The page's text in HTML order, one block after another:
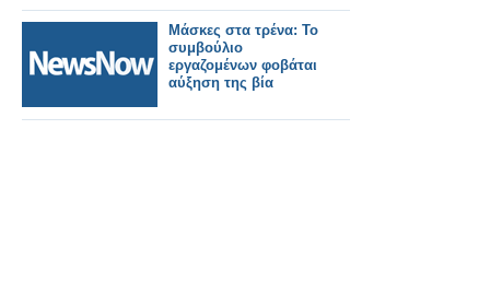
Μάσκες στα τρένα: Το
συμβούλιο
εργαζομένων φοβάται
αύξηση της βία